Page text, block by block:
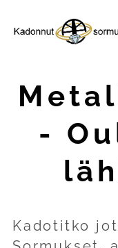
-
Kadotitko